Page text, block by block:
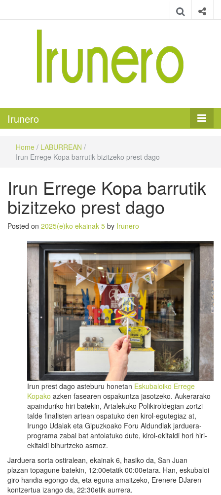
Irunero
Home / LABURREAN /
Irun Errege Kopa barrutik bizitzeko prest dago
Irun Errege Kopa barrutik
bizitzeko prest dago
Posted on 2025(e)ko ekainak 5 by Irunero
Irun prest dago asteburu honetan Eskubaloiko Errege
Kopako azken fasearen ospakuntza jasotzeko. Aukerarako
apainduriko hiri batekin, Artalekuko Polikiroldegian zortzi
talde finalisten artean ospatuko den kirol-egutegiaz at,
Irungo Udalak eta Gipuzkoako Foru Aldundiak jarduera-
programa zabal bat antolatuko dute, kirol-ekitaldi hori hiri-
ekitaldi bihurtzeko asmoz.
Jarduera sorta ostiralean, ekainak 6, hasiko da, San Juan
plazan topagune batekin, 12:00etatik 00:00etara. Han, eskubaloi
giro handia egongo da, eta eguna amaitzeko, Erenere DJaren
kontzertua izango da, 22:30etik aurrera.